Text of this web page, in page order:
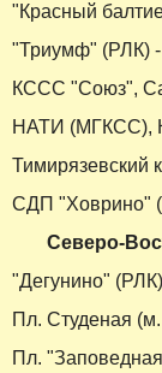
"Красный
"Триумф" (РЛК)
КССС "Союз",
НАТИ (МГКСС),
Тимирязевский
СДП "Ховрино"
Северо-
"Дегунино"
Пл. Студеная
Пл.